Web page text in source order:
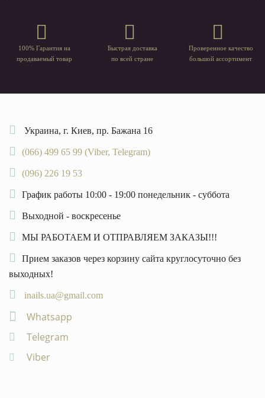
100% Гарантия на
продаваемый товар
Быстрая доставка
по всей стране
Проверенное качество
большой ассортимент
Украина, г. Киев, пр. Бажана 16
(066) 499 65 99 (Viber, Telegram)
(096) 226 19 53
График работы 10:00 - 19:00 понедельник - суббота
Выходной - воскресенье
МЫ РАБОТАЕМ И ОТПРАВЛЯЕМ ЗАКАЗЫ!!!
Прием заказов через корзину сайта круглосуточно без
выходных!
inails.ua@gmail.com
Whatsapp
Telegram
Viber